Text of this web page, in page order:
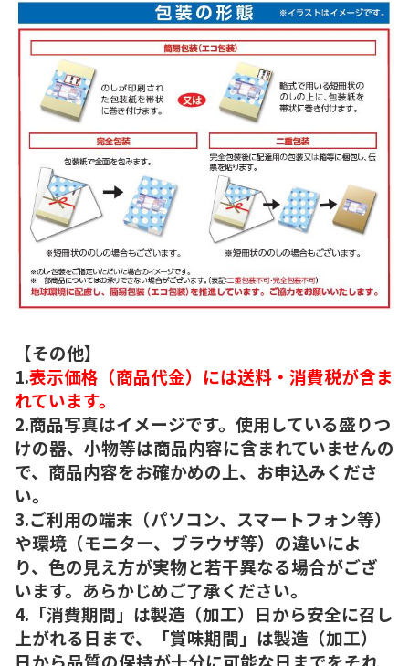
【その他】
1.表示価格（商品代金）には送料・消費税が含ま
れています。
2.商品写真はイメージです。使用している盛りつ
けの器、小物等は商品内容に含まれていませんの
で、商品内容をお確かめの上、お申込みくださ
い。
3.ご利用の端末（パソコン、スマートフォン等）
や環境（モニター、ブラウザ等）の違いによ
り、色の見え方が実物と若干異なる場合がござ
います。あらかじめご了承ください。
4.「消費期間」は製造（加工）日から安全に召し
上がれる日まで、「賞味期間」は製造（加工）